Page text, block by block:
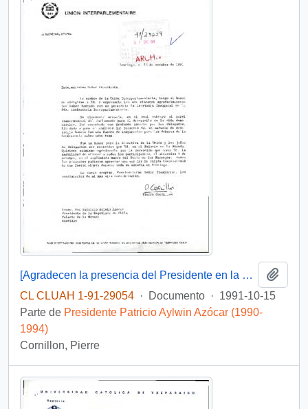
[Agradecen la presencia del Presidente en la Ceremonia Inaugural de la 86a. Conferencia Interparlamentaria]
CL CLUAH 1-91-29054 · Documento · 1991-10-15
Parte de Presidente Patricio Aylwin Azócar (1990-
1994)
Cornillon, Pierre